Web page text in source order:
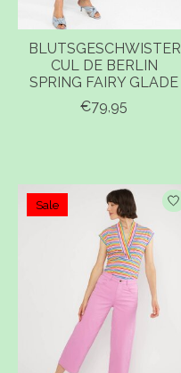
BLUTSGESCHWISTER
CUL DE BERLIN
SPRING FAIRY GLADE
€79,95
Sale